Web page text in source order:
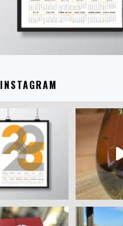
INSTAGRAM